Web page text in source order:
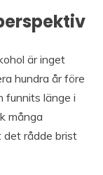
är inget
hundra år före
funnits länge i
många
det rådde brist